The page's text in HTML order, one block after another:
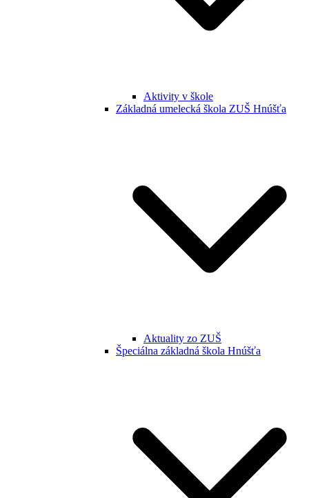
Aktivity v škole
Základná umelecká škola ZUŠ Hnúšťa
Aktuality zo ZUŠ
Špeciálna základná škola Hnúšťa